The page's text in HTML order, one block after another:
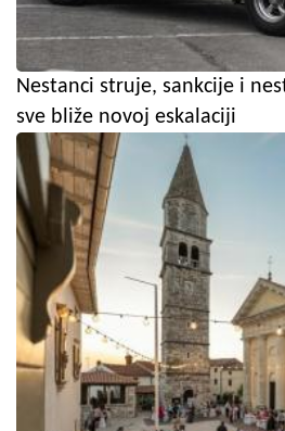
Nestanci struje, sankcije i
sve bliže novoj eskalaciji